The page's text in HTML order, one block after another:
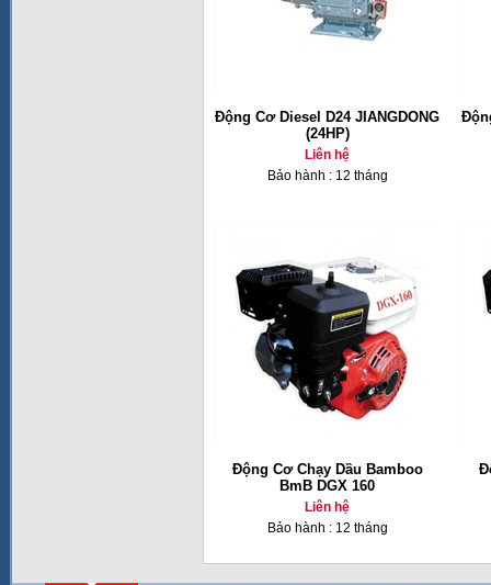
Động Cơ Diesel D24 JIANGDONG
(24HP)
Liên hệ
Bảo hành : 12 tháng
Động Cơ Chạy Dầu Bamboo
BmB DGX 160
Liên hệ
Bảo hành : 12 tháng